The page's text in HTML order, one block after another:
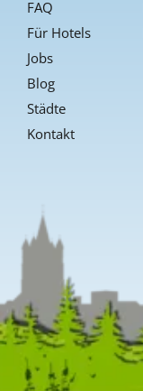
FAQ
Für Hotels
Jobs
Blog
Städte
Kontakt